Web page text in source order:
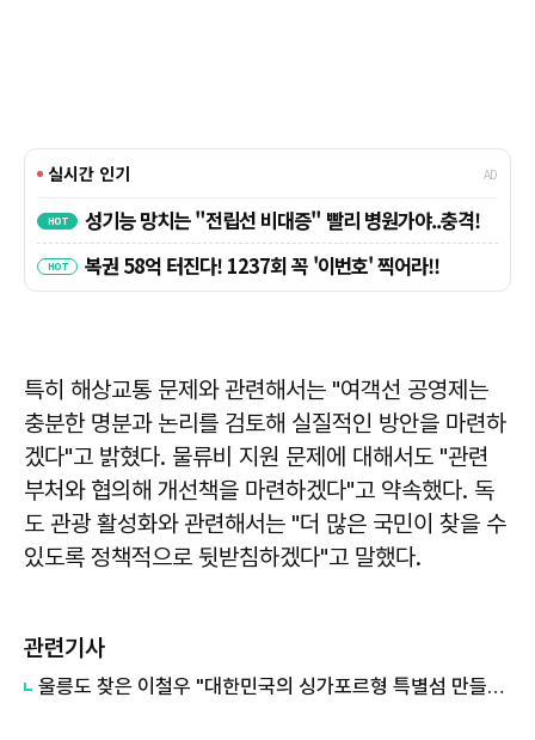
특히 해상교통 문제와 관련해서는 "여객선 공영제는
충분한 명분과 논리를 검토해 실질적인 방안을 마련하
겠다"고 밝혔다. 물류비 지원 문제에 대해서도 "관련
부처와 협의해 개선책을 마련하겠다"고 약속했다. 독
도 관광 활성화와 관련해서는 "더 많은 국민이 찾을 수
있도록 정책적으로 뒷받침하겠다"고 말했다.
관련기사
울릉도 찾은 이철우 "대한민국의 싱가포르형 특별섬 만들겠다"